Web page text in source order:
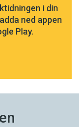
i din
ned appen
Play.